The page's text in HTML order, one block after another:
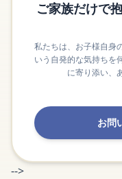
ご家族だけで
私たちは、お子様自身
いう自発的な気持ちを
に寄り添い、
お問
-->